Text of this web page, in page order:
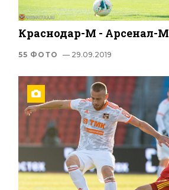
Краснодар-М - Арсенал-М
55 ФОТО — 29.09.2019